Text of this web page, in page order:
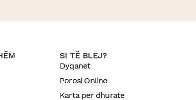
SI TË BLEJ?
Dyqanet
Porosi Online
Karta per dhurate